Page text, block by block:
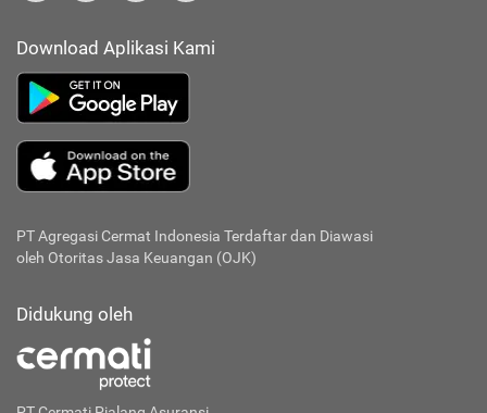
Download Aplikasi Kami
PT Agregasi Cermat Indonesia Terdaftar dan Diawasi
oleh Otoritas Jasa Keuangan (OJK)
Didukung oleh